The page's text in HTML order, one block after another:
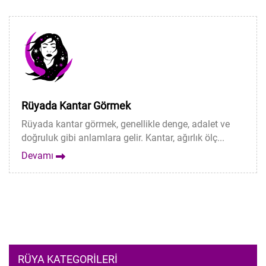
Rüyada Kantar Görmek
Rüyada kantar görmek, genellikle denge, adalet ve
doğruluk gibi anlamlara gelir. Kantar, ağırlık ölç...
Devamı
RÜYA KATEGORILERI